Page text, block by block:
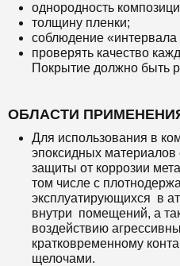
однородность
толщину пленки;
соблюдение «интервала
проверять качество
Покрытие должно быть
ОБЛАСТИ
Для использования в
эпоксидных
защиты от коррозии
том числе с
эксплуатирующихся в
внутри помещений, а
воздействию
кратковременному
щелочами.